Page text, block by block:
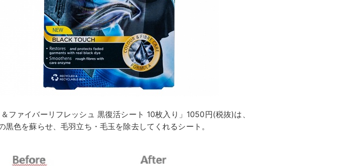
＆ファイバーリフレッシュ 黒復活シート 10枚入り」1050円(税抜)は、
黒色を蘇らせ、毛羽立ち・毛玉を除去してくれるシート。